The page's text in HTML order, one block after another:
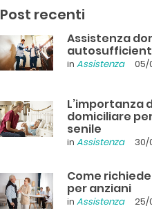
Post recenti
Assistenza
in Assistenza 05/
L’importanza
domiciliare
senile
in Assistenza 30/
Come
per anziani
in Assistenza 25/